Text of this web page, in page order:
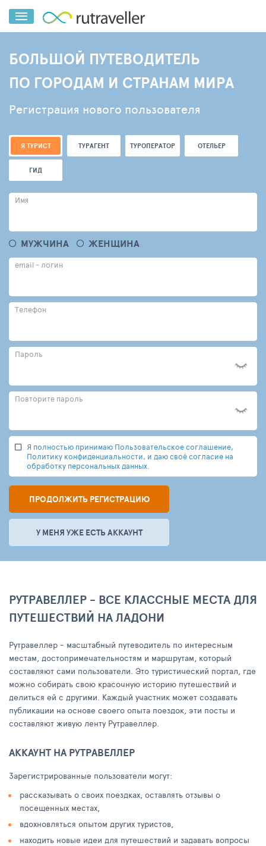
БОЛЬШОЙ ПУТЕВОДИТЕЛЬ
ПО ГОРОДАМ И СТРАНАМ МИРА
Регистрация нового пользователя
Я ТУРИСТ ТУРАГЕНТ ТУРОПЕРАТОР ОТЕЛЬЕР
ГИД
Имя
МУЖЧИНА ЖЕНЩИНА
email - логин
Телефон
Пароль
Повторите пароль
Я полностью принимаю Пользовательское соглашение,
Политику конфиденциальности, и даю своё согласие на
обработку персональных данных.
ПРОДОЛЖИТЬ РЕГИСТРАЦИЮ
У МЕНЯ УЖЕ ЕСТЬ АККАУНТ
РУТРАВЕЛЛЕР - ВСЕ КЛАССНЫЕ МЕСТА ДЛЯ
ПУТЕШЕСТВИЙ НА ЛАДОНИ
Рутравеллер - масштабный путеводитель по интересным
местам, достопримечательностям и маршрутам, который
составляют сами пользователи. Это туристический портал, где
можно собирать свою красочную историю путешествий и
делиться ей с другими. Каждый участник может создавать
публикации на основе своего опыта поездок, эти посты и
составляют живую ленту Рутравеллер.
АККАУНТ НА РУТРАВЕЛЛЕР
Зарегистрированные пользователи могут:
рассказывать о своих поездках, оставлять отзывы о
посещенных местах,
вдохновляться опытом других туристов,
находить новые идеи для путешествий и задавать вопросы